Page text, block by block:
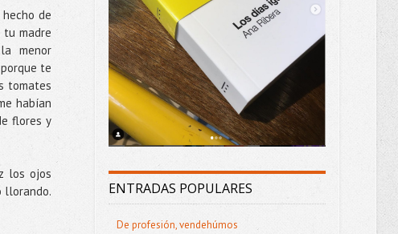
de
madre
menor
te
tomates
habían
flores y
los ojos
llorando.
ENTRADAS POPULARES
De profesión, vendehúmos